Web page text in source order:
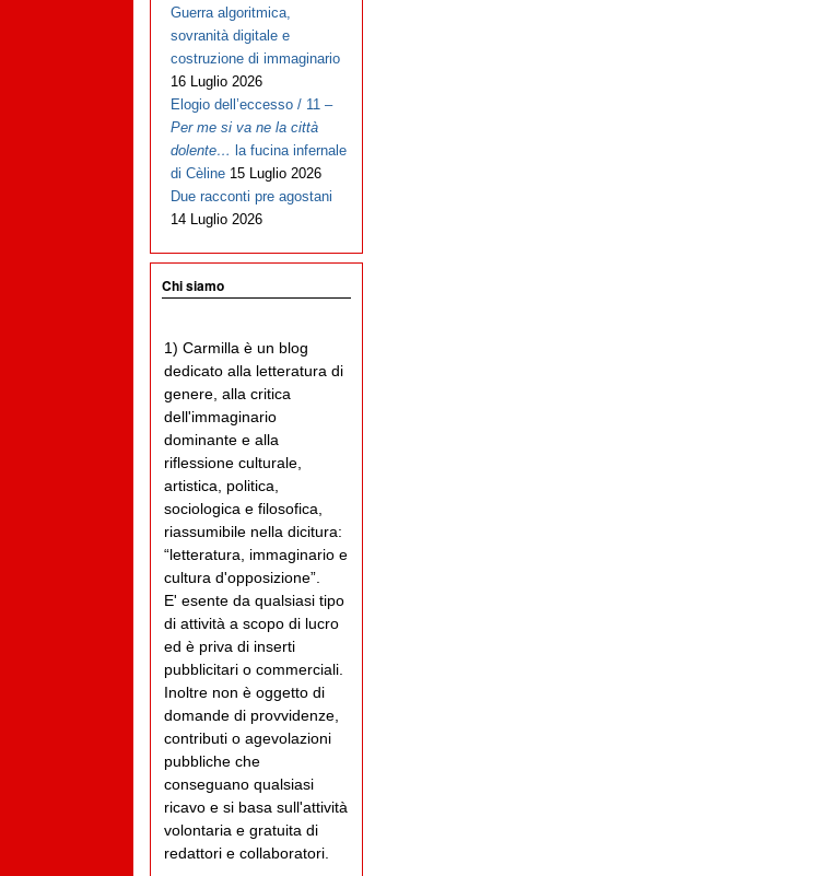
Guerra algoritmica,
sovranità digitale e
costruzione di immaginario
16 Luglio 2026
Elogio dell’eccesso / 11 –
Per me si va ne la città
dolente… la fucina infernale
di Cèline 15 Luglio 2026
Due racconti pre agostani
14 Luglio 2026
Chi siamo
1) Carmilla è un blog
dedicato alla letteratura di
genere, alla critica
dell'immaginario
dominante e alla
riflessione culturale,
artistica, politica,
sociologica e filosofica,
riassumibile nella dicitura:
“letteratura, immaginario e
cultura d'opposizione”.
E' esente da qualsiasi tipo
di attività a scopo di lucro
ed è priva di inserti
pubblicitari o commerciali.
Inoltre non è oggetto di
domande di provvidenze,
contributi o agevolazioni
pubbliche che
conseguano qualsiasi
ricavo e si basa sull'attività
volontaria e gratuita di
redattori e collaboratori.